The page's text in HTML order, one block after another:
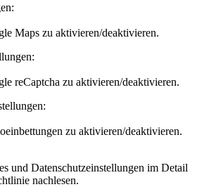
Maps zu aktivieren/deaktivieren.
reCaptcha zu aktivieren/deaktivieren.
zu aktivieren/deaktivieren.
und Datenschutzeinstellungen im Detail
nachlesen.